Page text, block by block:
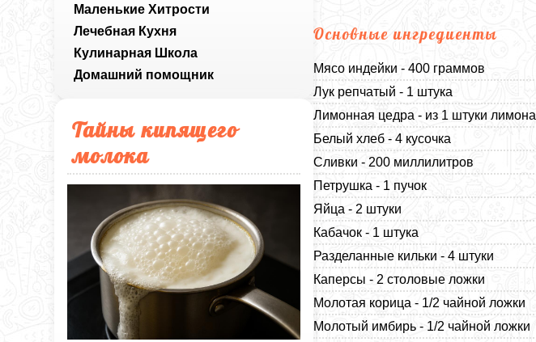
Маленькие Хитрости
Лечебная Кухня
Кулинарная Школа
Домашний помощник
Тайны кипящего
молока
Основные ингредиенты
Мясо индейки - 400 граммов
Лук репчатый - 1 штука
Лимонная цедра - из 1 штуки лимона
Белый хлеб - 4 кусочка
Сливки - 200 миллилитров
Петрушка - 1 пучок
Яйца - 2 штуки
Кабачок - 1 штука
Разделанные кильки - 4 штуки
Каперсы - 2 столовые ложки
Молотая корица - 1/2 чайной ложки
Молотый имбирь - 1/2 чайной ложки